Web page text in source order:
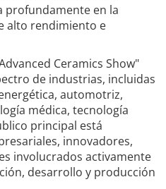
profundamente en la
alto rendimiento e
Ceramics Show"
de industrias, incluidas
automotriz,
médica, tecnología
principal está
innovadores,
involucrados activamente
desarrollo y producción